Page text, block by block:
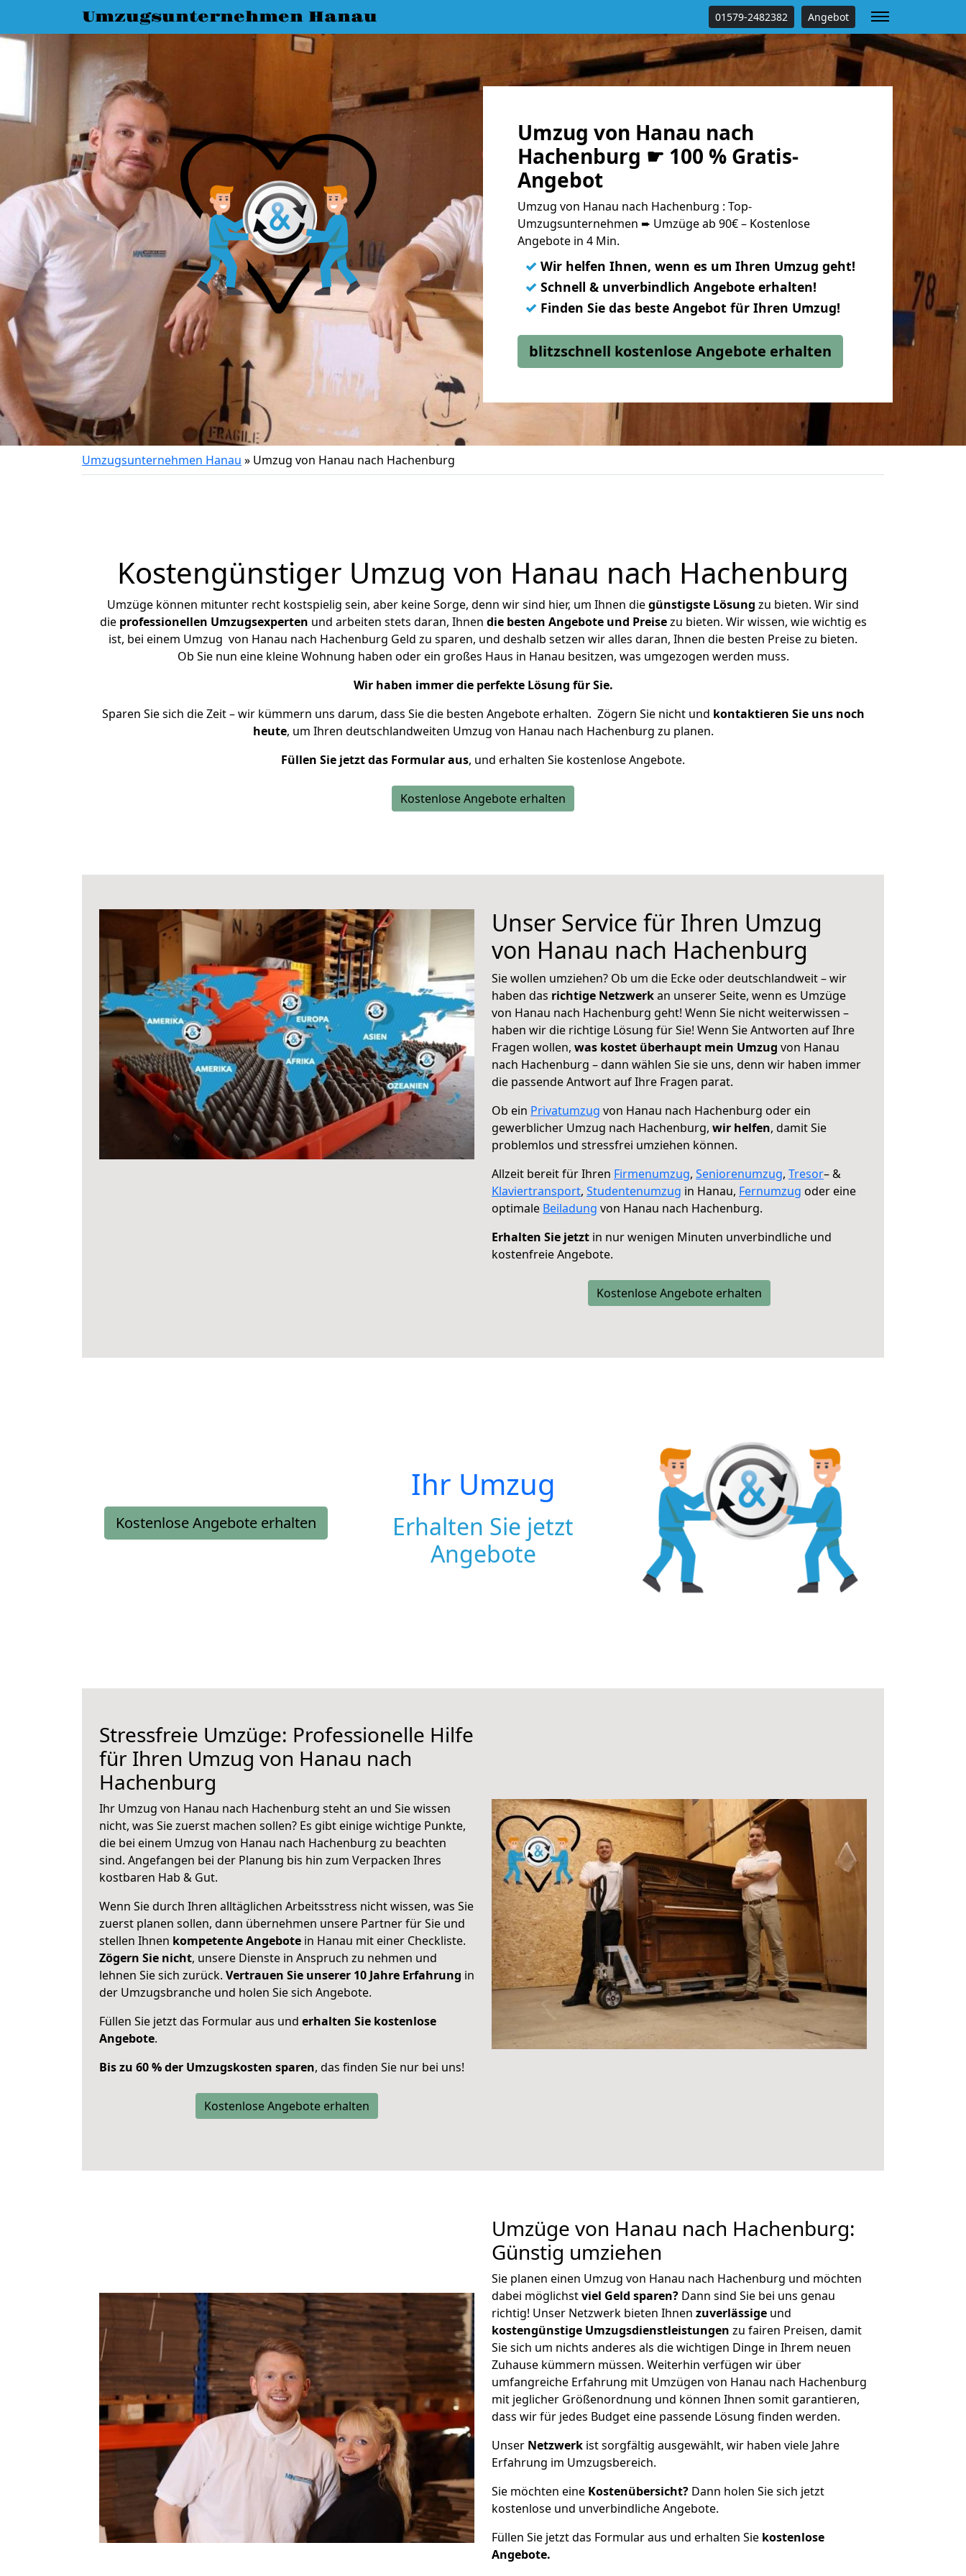
Umzugsunternehmen Hanau 01579-2482382 Angebot
Umzug von Hanau nach
Hachenburg ☛ 100 % Gratis-
Angebot
Umzug von Hanau nach Hachenburg : Top-
Umzugsunternehmen ➨ Umzüge ab 90€ – Kostenlose
Angebote in 4 Min.
✓ Wir helfen Ihnen, wenn es um Ihren Umzug geht!
✓ Schnell & unverbindlich Angebote erhalten!
✓ Finden Sie das beste Angebot für Ihren Umzug!
blitzschnell kostenlose Angebote erhalten
Umzugsunternehmen Hanau » Umzug von Hanau nach Hachenburg
Kostengünstiger Umzug von Hanau nach Hachenburg
Umzüge können mitunter recht kostspielig sein, aber keine Sorge, denn wir sind hier, um Ihnen diegünstigste Lösung zu bieten. Wir sind
die professionellen Umzugsexperten und arbeiten stets daran, Ihnen die besten Angebote und Preisezu bieten. Wir wissen, wie wichtig es
ist, bei einem Umzug von Hanau nach Hachenburg Geld zu sparen, und deshalb setzen wir alles daran, Ihnen die besten Preise zu bieten.
Ob Sie nun eine kleine Wohnung haben oder ein großes Haus in Hanau besitzen, was umgezogen werden muss.
Wir haben immer die perfekte Lösung für Sie.
Sparen Sie sich die Zeit – wir kümmern uns darum, dass Sie die besten Angebote erhalten. Zögern Sie nicht und kontaktieren Sie uns noch
heute, um Ihren deutschlandweiten Umzug von Hanau nach Hachenburg zu planen.
Füllen Sie jetzt das Formular aus, und erhalten Sie kostenlose Angebote.
Kostenlose Angebote erhalten
Unser Service für Ihren Umzug
von Hanau nach Hachenburg
Sie wollen umziehen? Ob um die Ecke oder deutschlandweit – wir
haben das richtige Netzwerkan unserer Seite, wenn es Umzüge
von Hanau nach Hachenburg geht! Wenn Sie nicht weiterwissen –
haben wir die richtige Lösung für Sie! Wenn Sie Antworten auf Ihre
Fragen wollen, was kostet überhaupt mein Umzug von Hanau
nach Hachenburg – dann wählen Sie sie uns, denn wir haben immer
die passende Antwort auf Ihre Fragen parat.
Ob ein Privatumzug von Hanau nach Hachenburg oder ein
gewerblicher Umzug nach Hachenburg, wir helfen, damit Sie
problemlos und stressfrei umziehen können.
Allzeit bereit für Ihren Firmenumzug, Seniorenumzug, Tresor– &
Klaviertransport, Studentenumzug in Hanau, Fernumzug oder eine
optimale Beiladung von Hanau nach Hachenburg.
Erhalten Sie jetzt in nur wenigen Minuten unverbindliche und
kostenfreie Angebote.
Kostenlose Angebote erhalten
Kostenlose Angebote erhalten
Ihr Umzug
Erhalten Sie jetzt
Angebote
Stressfreie Umzüge: Professionelle Hilfe
für Ihren Umzug von Hanau nach
Hachenburg
Ihr Umzug von Hanau nach Hachenburg steht an und Sie wissen
nicht, was Sie zuerst machen sollen? Es gibt einige wichtige Punkte,
die bei einem Umzug von Hanau nach Hachenburg zu beachten
sind. Angefangen bei der Planung bis hin zum Verpacken Ihres
kostbaren Hab & Gut.
Wenn Sie durch Ihren alltäglichen Arbeitsstress nicht wissen, was Sie
zuerst planen sollen, dann übernehmen unsere Partner für Sie und
stellen Ihnen kompetente Angebote in Hanau mit einer Checkliste.
Zögern Sie nicht, unsere Dienste in Anspruch zu nehmen und
lehnen Sie sich zurück. Vertrauen Sie unserer 10 Jahre Erfahrung in
der Umzugsbranche und holen Sie sich Angebote.
Füllen Sie jetzt das Formular aus und erhalten Sie kostenlose
Angebote.
Bis zu 60 % der Umzugskosten sparen, das finden Sie nur bei uns!
Kostenlose Angebote erhalten
Umzüge von Hanau nach Hachenburg:
Günstig umziehen
Sie planen einen Umzug von Hanau nach Hachenburg und möchten
dabei möglichstviel Geld sparen? Dann sind Sie bei uns genau
richtig! Unser Netzwerk bieten Ihnen zuverlässige und
kostengünstige Umzugsdienstleistungen zu fairen Preisen, damit
Sie sich um nichts anderes als die wichtigen Dinge in Ihrem neuen
Zuhause kümmern müssen. Weiterhin verfügen wir über
umfangreiche Erfahrung mit Umzügen von Hanau nach Hachenburg
mit jeglicher Größenordnung und können Ihnen somit garantieren,
dass wir für jedes Budget eine passende Lösung finden werden.
Unser Netzwerk ist sorgfältig ausgewählt, wir haben viele Jahre
Erfahrung im Umzugsbereich.
Sie möchten eine Kostenübersicht? Dann holen Sie sich jetzt
kostenlose und unverbindliche Angebote.
Füllen Sie jetzt das Formular aus und erhalten Sie kostenlose
Angebote.